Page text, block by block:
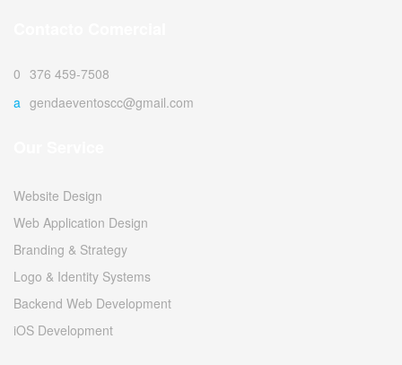
0376 459-7508
agendaeventoscc@gmail.com
Website Design
Web Application Design
Branding & Strategy
Logo & Identity Systems
Backend Web Development
iOS Development